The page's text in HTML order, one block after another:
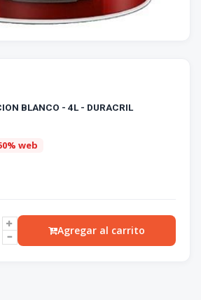
BLANCO - 4L - DURACRIL
web
Agregar al carrito